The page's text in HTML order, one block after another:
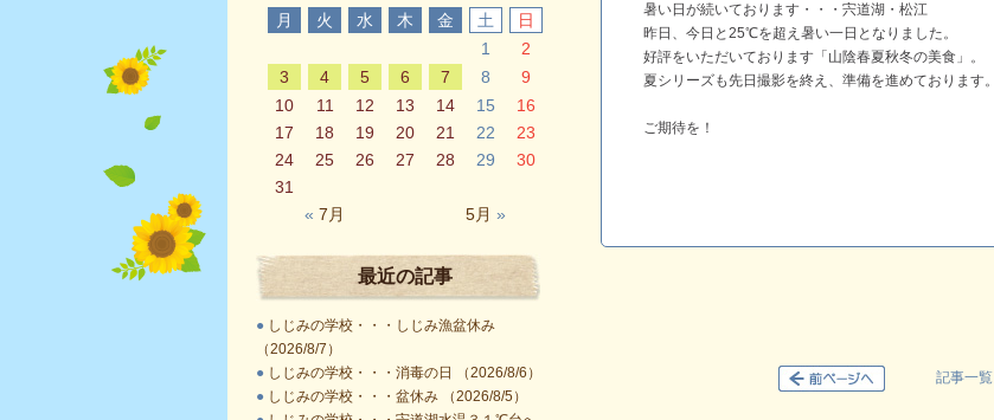
月 火 水 木 金 土 日
« 7月 5月 »
1
2
3
4 5 6 7 8
9
10
11 12 13 14 15
16
17
18 19 20 21 22
23
24
25 26 27 28 29
30
31
最近の記事
● しじみの学校・・・しじみ漁盆休み
（2026/8/7）
● しじみの学校・・・消毒の日 （2026/8/6）
● しじみの学校・・・盆休み （2026/8/5）
暑い日が続いております・・・宍道湖・松江
昨日、今日と25℃を超え暑い一日となりました。
好評をいただいております「山陰春夏秋冬の美食」。
夏シリーズも先日撮影を終え、準備を進めております。
ご期待を！
記事一覧